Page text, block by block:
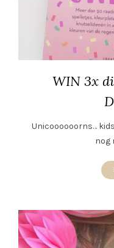
WIN 3x
Unicoooooorns…
nog